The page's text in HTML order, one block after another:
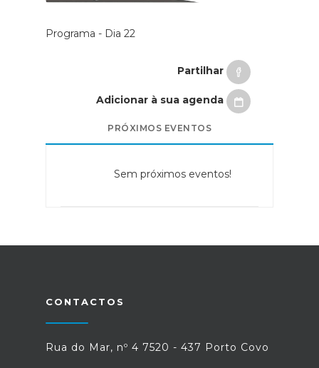
Programa - Dia 22
Partilhar
Adicionar à sua agenda
PRÓXIMOS EVENTOS
Sem próximos eventos!
CONTACTOS
Rua do Mar, nº 4 7520 - 437 Porto Covo